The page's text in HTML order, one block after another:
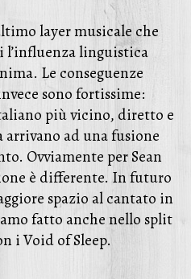
layer musicale che
linguistica
Le conseguenze
sono fortissime:
più vicino, diretto e
arrivano ad una fusione
Ovviamente per Sean
è differente. In futuro
spazio al cantato in
fatto anche nello split
i Void of Sleep.